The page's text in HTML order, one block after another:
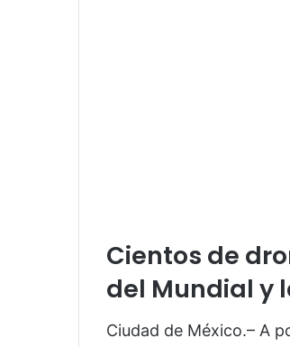
Cientos de
del Mundial y
Ciudad de México.– A